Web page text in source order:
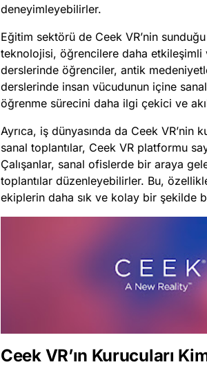
deneyimleyebilirler.
Eğitim sektörü de Ceek VR’nin
teknolojisi, öğrencilere daha
derslerinde öğrenciler, antik
derslerinde insan vücudunun içine
öğrenme sürecini daha ilgi çekici ve
Ayrıca, iş dünyasında da Ceek VR’nin
sanal toplantılar, Ceek VR platformu
Çalışanlar, sanal ofislerde bir araya
toplantılar düzenleyebilirler. Bu,
ekiplerin daha sık ve kolay bir şekilde
Ceek VR’ın Kurucuları